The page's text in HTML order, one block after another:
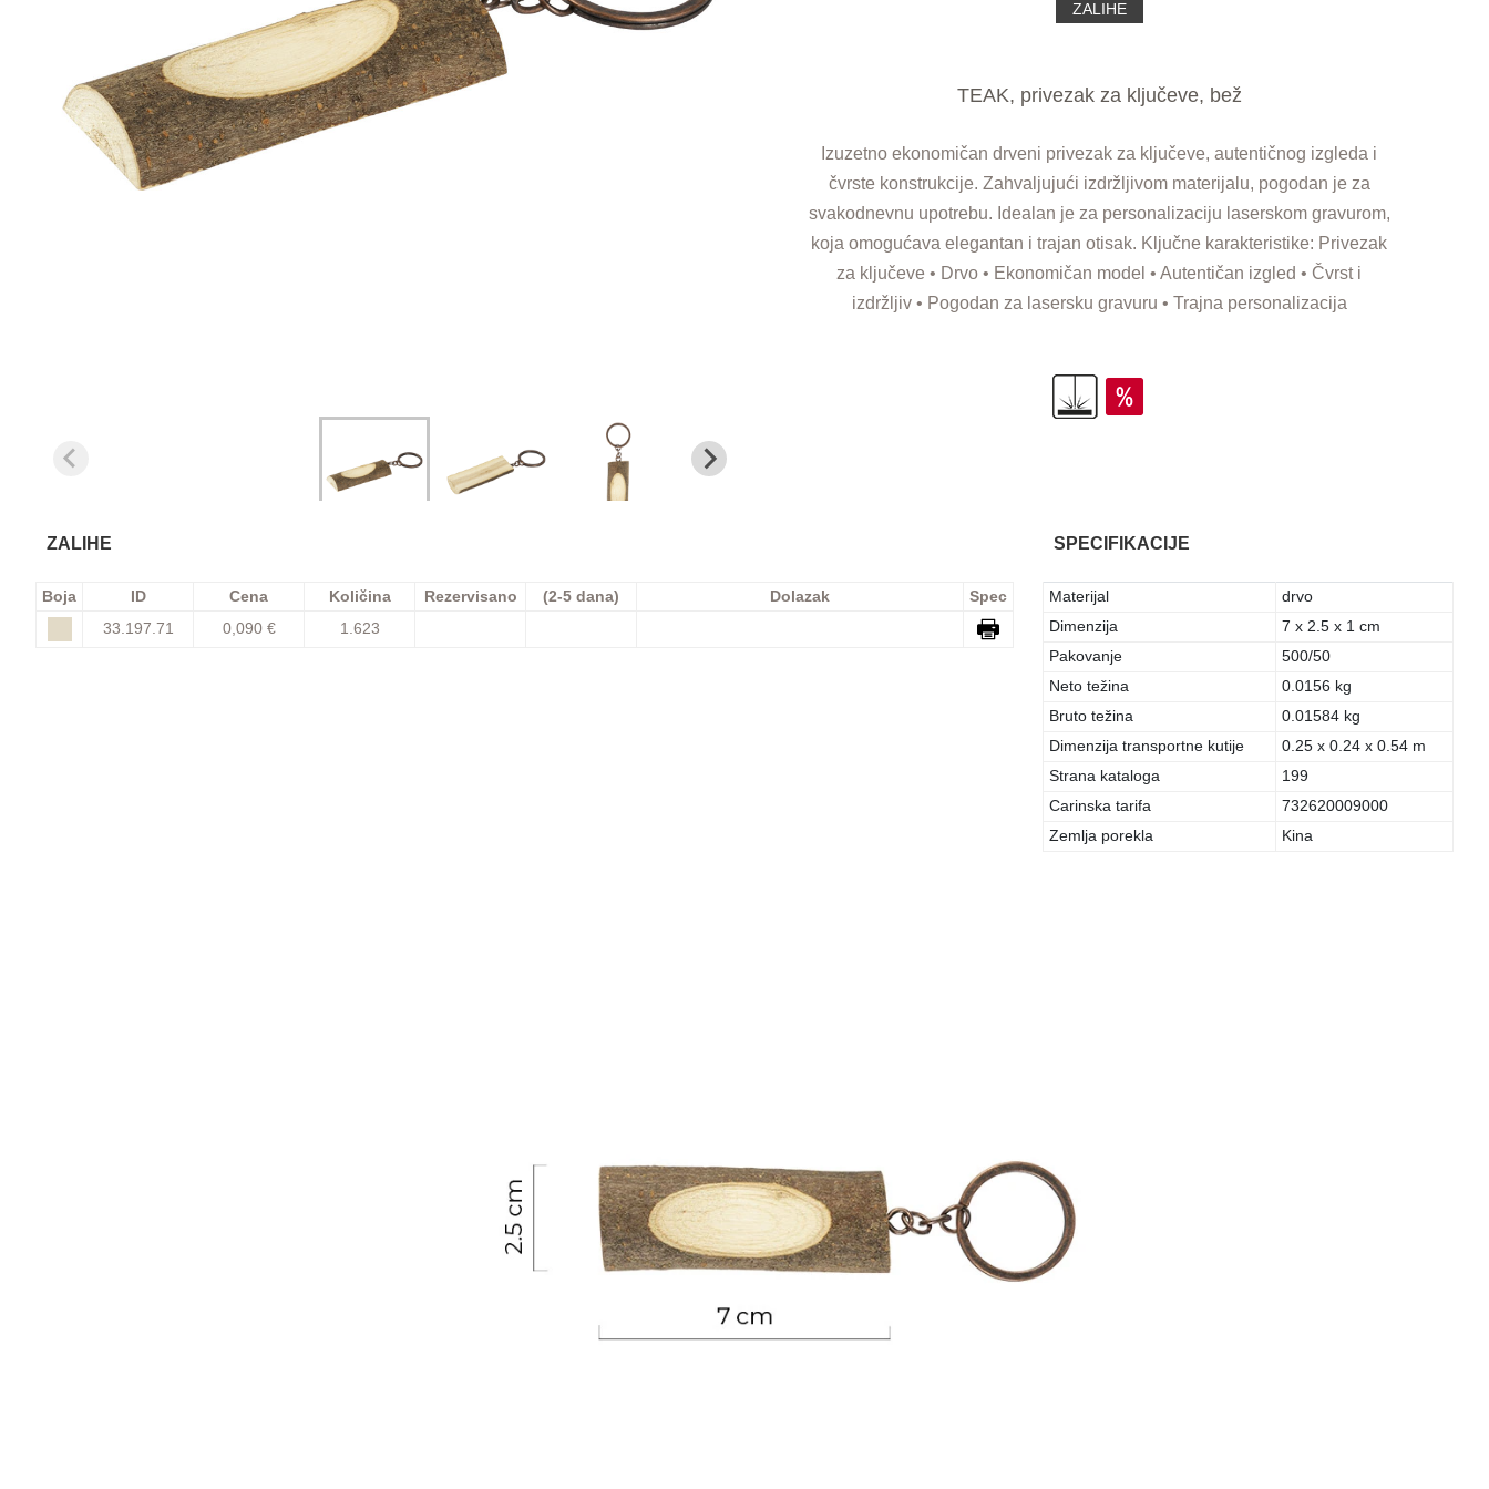
ZALIHE
TEAK, privezak za ključeve, bež
Izuzetno ekonomičan drveni privezak za ključeve, autentičnog izgleda i
čvrste konstrukcije. Zahvaljujući izdržljivom materijalu, pogodan je za
svakodnevnu upotrebu. Idealan je za personalizaciju laserskom gravurom,
koja omogućava elegantan i trajan otisak. Ključne karakteristike: Privezak
za ključeve • Drvo • Ekonomičan model • Autentičan izgled • Čvrst i
izdržljiv • Pogodan za lasersku gravuru • Trajna personalizacija
ZALIHE
Boja ID Cena Količina Rezervisano (2-5 dana) Dolazak
Spec
33.197.71
0,090 € 1.623
SPECIFIKACIJE
Materijal
drvo
Dimenzija
7 x 2.5 x 1 cm
Pakovanje
500/50
Neto težina
0.0156 kg
Bruto težina
0.01584 kg
Dimenzija transportne kutije
0.25 x 0.24 x 0.54 m
Strana kataloga
199
Carinska tarifa
732620009000
Zemlja porekla
Kina